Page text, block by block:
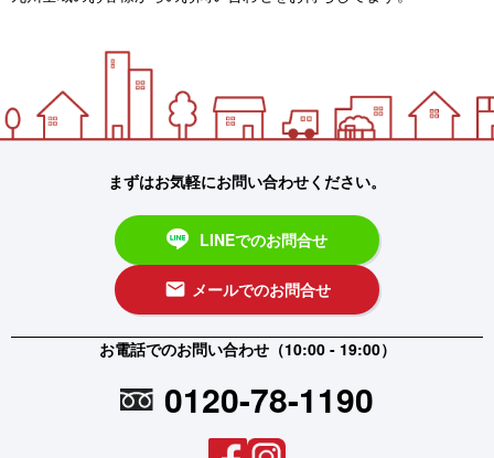
まずはお気軽にお問い合わせください。
LINEでのお問合せ
email メールでのお問合せ
お電話でのお問い合わせ（10:00 - 19:00）
0120-78-1190